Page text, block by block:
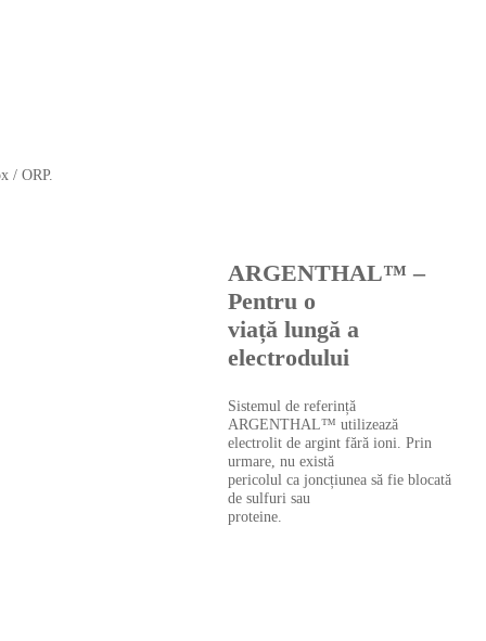
/ ORP.
ARGENTHAL™ –
Pentru o
viață lungă a
electrodului
Sistemul de referință
ARGENTHAL™ utilizează
electrolit de argint fără ioni. Prin
urmare, nu există
pericolul ca joncțiunea să fie blocată
de sulfuri sau
proteine.